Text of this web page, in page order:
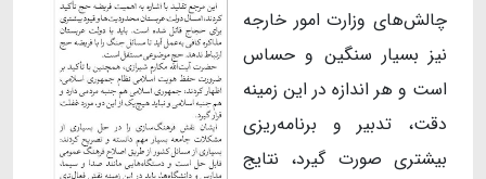
چالش‌های وزارت امور خارجه
نیز بسیار سنگین و حساس
است و هر اندازه در این زمینه
دقت، تدبیر و برنامه‌ریزی
بیشتری صورت گیرد، نتایج